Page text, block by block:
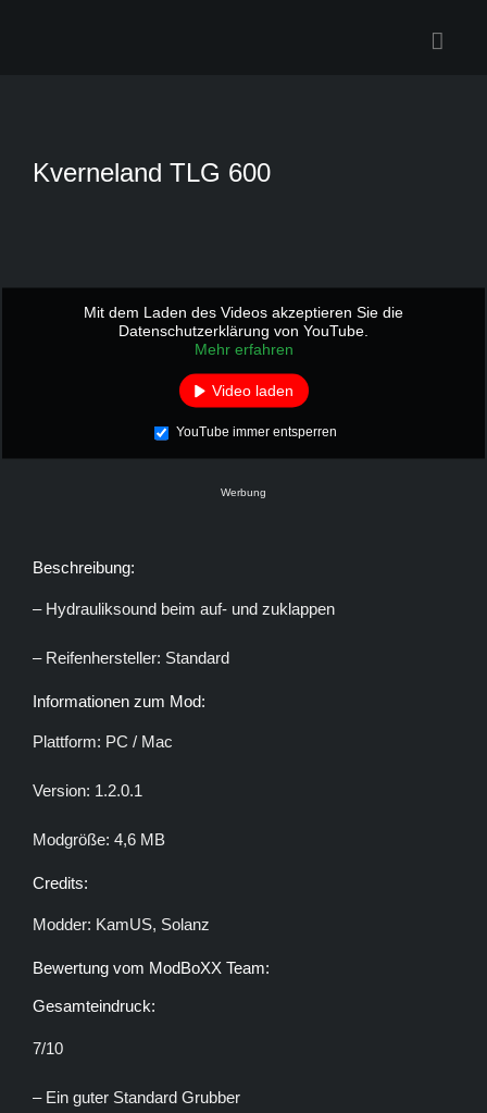
Kverneland TLG 600
Mit dem Laden des Videos akzeptieren Sie die
Datenschutzerklärung von YouTube.
Mehr erfahren
Video laden
YouTube immer entsperren
Werbung
Beschreibung:
– Hydrauliksound beim auf- und zuklappen
– Reifenhersteller: Standard
Informationen zum Mod:
Plattform: PC / Mac
Version: 1.2.0.1
Modgröße: 4,6 MB
Credits:
Modder: KamUS, Solanz
Bewertung vom ModBoXX Team:
Gesamteindruck:
7/10
– Ein guter Standard Grubber